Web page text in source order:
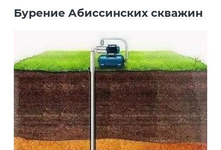
Бурение Абиссинских скважин